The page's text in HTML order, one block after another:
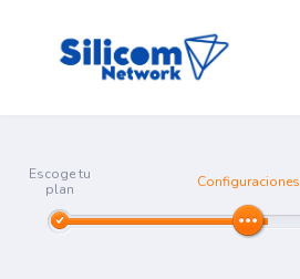
Escoge tu
plan
Configuraciones